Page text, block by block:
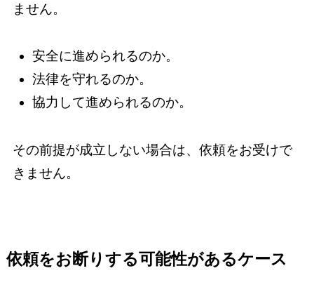
ません。
安全に進められるのか。
法律を守れるのか。
協力して進められるのか。
その前提が成立しない場合は、依頼をお受けで
きません。
依頼をお断りする可能性があるケース